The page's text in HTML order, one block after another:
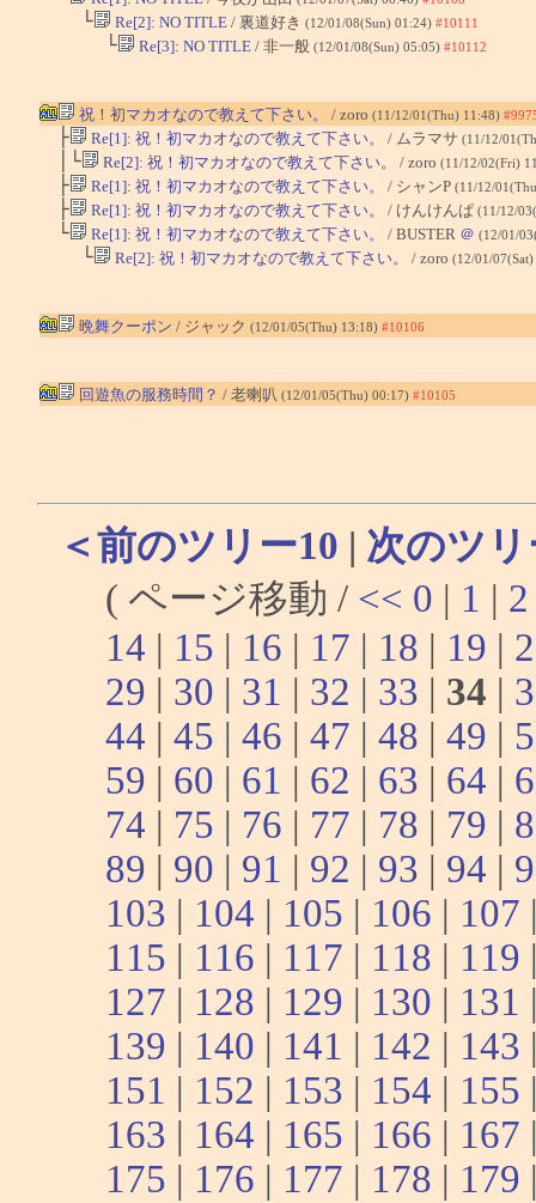
└ Re[2]: NO TITLE/ 裏道好き (12/01/08(Sun) 01:24) #10111
└ Re[3]: NO TITLE/ 非一般 (12/01/08(Sun) 05:05) #10112
祝！初マカオなので教えて下さい。 / zoro (11/12/01(Thu) 11:48)
├ Re[1]: 祝！初マカオなので教えて下さい。 / ムラマサ (11/12/
│└ Re[2]: 祝！初マカオなので教えて下さい。 / zoro (11/12/02(Fri)
├ Re[1]: 祝！初マカオなので教えて下さい。 / シャンP (11/12/
├ Re[1]: 祝！初マカオなので教えて下さい。 / けんけんぱ (11/12/
└ Re[1]: 祝！初マカオなので教えて下さい。 / BUSTER ＠ (12/01/
└ Re[2]: 祝！初マカオなので教えて下さい。 / zoro (12/01/
晩舞クーポン / ジャック (12/01/05(Thu) 13:18) #10106
回遊魚の服務時間？ / 老喇叭 (12/01/05(Thu) 00:17) #10105
＜前のツリー10 | 次のツリ
( ページ移動 / << 0 | 1 | 2
14 | 15 | 16 | 17 | 18 | 19 |
29 | 30 | 31 | 32 | 33 | 34 |
44 | 45 | 46 | 47 | 48 | 49 |
59 | 60 | 61 | 62 | 63 | 64 |
74 | 75 | 76 | 77 | 78 | 79 |
89 | 90 | 91 | 92 | 93 | 94 |
103 | 104 | 105 | 106 | 107
115 | 116 | 117 | 118 | 119
127 | 128 | 129 | 130 | 131
139 | 140 | 141 | 142 | 143
151 | 152 | 153 | 154 | 155
163 | 164 | 165 | 166 | 167
175 | 176 | 177 | 178 | 179